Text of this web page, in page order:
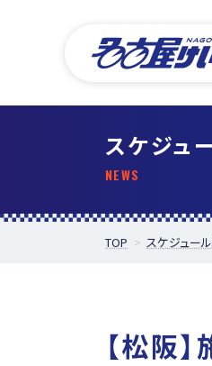
スケジュ
TOP スケジュー
【松阪